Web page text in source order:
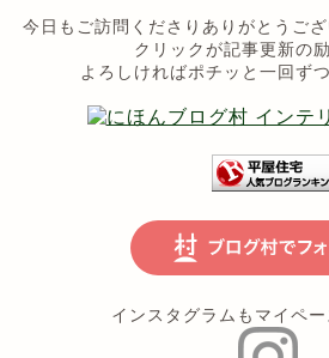
今日もご訪問くださりありがとうご
クリックが記事更新の励
よろしければポチッと一回ず
インスタグラムもマイペ